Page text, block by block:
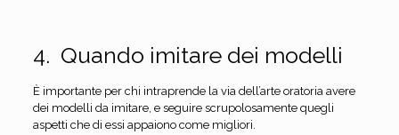
4. Quando imitare dei modelli
È importante per chi intraprende la via dell’arte oratoria avere
dei modelli da imitare, e seguire scrupolosamente quegli
aspetti che di essi appaiono come migliori.